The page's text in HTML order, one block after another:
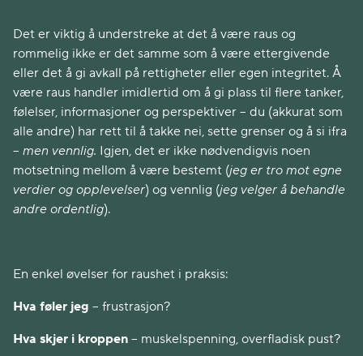
Det er viktig å understreke at det å være raus og
rommelig ikke er det samme som å være ettergivende
eller det å gi avkall på rettigheter eller egen integritet. Å
være raus handler imidlertid om å gi plass til flere tanker,
følelser, informasjoner og perspektiver – du (akkurat som
alle andre) har rett til å takke nei, sette grenser og å si ifra
– men vennlig. Igjen, det er ikke nødvendigvis noen
motsetning mellom å være bestemt (jeg er tro mot egne
verdier og opplevelser) og vennlig (jeg velger å behandle
andre ordentlig).
En enkel øvelser for raushet i praksis:
Hva føler jeg – frustrasjon?
Hva skjer i kroppen – muskelspenning, overfladisk pust?